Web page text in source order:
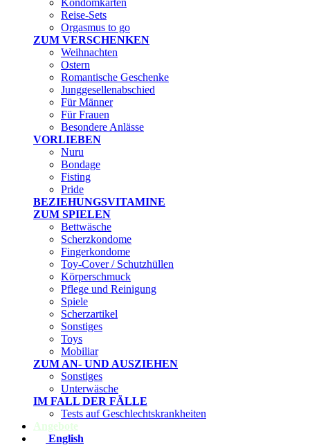
Kondomkarten
Reise-Sets
Orgasmus to go
ZUM VERSCHENKEN
Weihnachten
Ostern
Romantische Geschenke
Junggesellenabschied
Für Männer
Für Frauen
Besondere Anlässe
VORLIEBEN
Nuru
Bondage
Fisting
Pride
BEZIEHUNGSVITAMINE
ZUM SPIELEN
Bettwäsche
Scherzkondome
Fingerkondome
Toy-Cover / Schutzhüllen
Körperschmuck
Pflege und Reinigung
Spiele
Scherzartikel
Sonstiges
Toys
Mobiliar
ZUM AN- UND AUSZIEHEN
Sonstiges
Unterwäsche
IM FALL DER FÄLLE
Tests auf Geschlechtskrankheiten
Angebote
English